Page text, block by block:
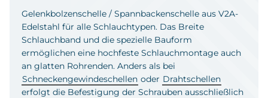
Gelenkbolzenschelle / Spannbackenschelle aus V2A-
Edelstahl für alle Schlauchtypen. Das Breite
Schlauchband und die spezielle Bauform
ermöglichen eine hochfeste Schlauchmontage auch
an glatten Rohrenden. Anders als bei
Schneckengewindeschellen oder Drahtschellen
erfolgt die Befestigung der Schrauben ausschließlich